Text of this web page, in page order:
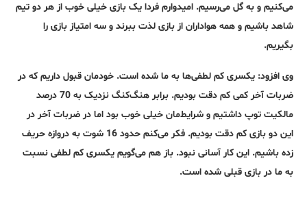
می‌کنیم و به گل می‌رسیم. امیدوارم فردا یک بازی خیلی خوب از هر دو تیم
شاهد باشیم و همه هواداران از بازی لذت ببرند و سه امتیاز بازی را
بگیریم.
وی افزود: یکسری کم لطفی‌ها به ما شده است. خودمان قبول داریم که در
ضربات آخر کمی کم دقت بودیم. برابر هنگ‌کنگ نزدیک به 70 درصد
مالکیت توپ داشتیم و شرایط‌مان خیلی خوب بود اما در ضربات آخر در
این دو بازی کم دقت بودیم. فکر می‌کنم حدود 16 شوت به دروازه حریف
زده باشیم. این کار آسانی نبود. باز هم می‌گویم یکسری کم لطفی نسبت
به ما در بازی قبلی شده است.